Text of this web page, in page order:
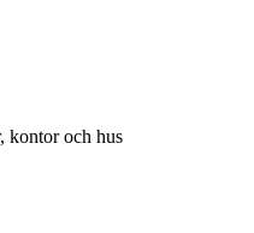
kontor och hus